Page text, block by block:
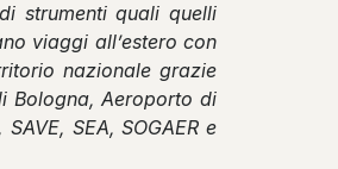
strumenti quali quelli
viaggi all’estero con
nazionale grazie
Bologna, Aeroporto di
SEA, SOGAER e